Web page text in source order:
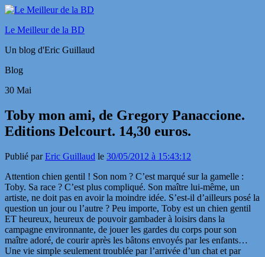
Le Meilleur de la BD
Un blog d'Eric Guillaud
Blog
30 Mai
Toby mon ami, de Gregory Panaccione.
Editions Delcourt. 14,30 euros.
Publié parEric Guillaud le 30/05/2012 à 15:43:12
Attention chien gentil ! Son nom ? C’est marqué sur la gamelle :
Toby. Sa race ? C’est plus compliqué. Son maître lui-même, un
artiste, ne doit pas en avoir la moindre idée. S’est-il d’ailleurs posé la
question un jour ou l’autre ? Peu importe, Toby est un chien gentil
ET heureux, heureux de pouvoir gambader à loisirs dans la
campagne environnante, de jouer les gardes du corps pour son
maître adoré, de courir après les bâtons envoyés par les enfants…
Une vie simple seulement troublée par l’arrivée d’un chat et par